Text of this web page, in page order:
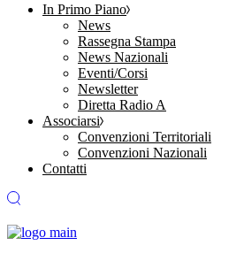
In Primo Piano
News
Rassegna Stampa
News Nazionali
Eventi/Corsi
Newsletter
Diretta Radio A
Associarsi
Convenzioni Territoriali
Convenzioni Nazionali
Contatti